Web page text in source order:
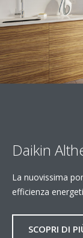
Daikin
La nuovissima
efficienza
SCOPRI DI